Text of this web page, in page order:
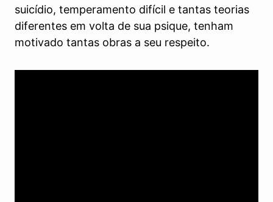
suicídio, temperamento difícil e tantas teorias
diferentes em volta de sua psique, tenham
motivado tantas obras a seu respeito.